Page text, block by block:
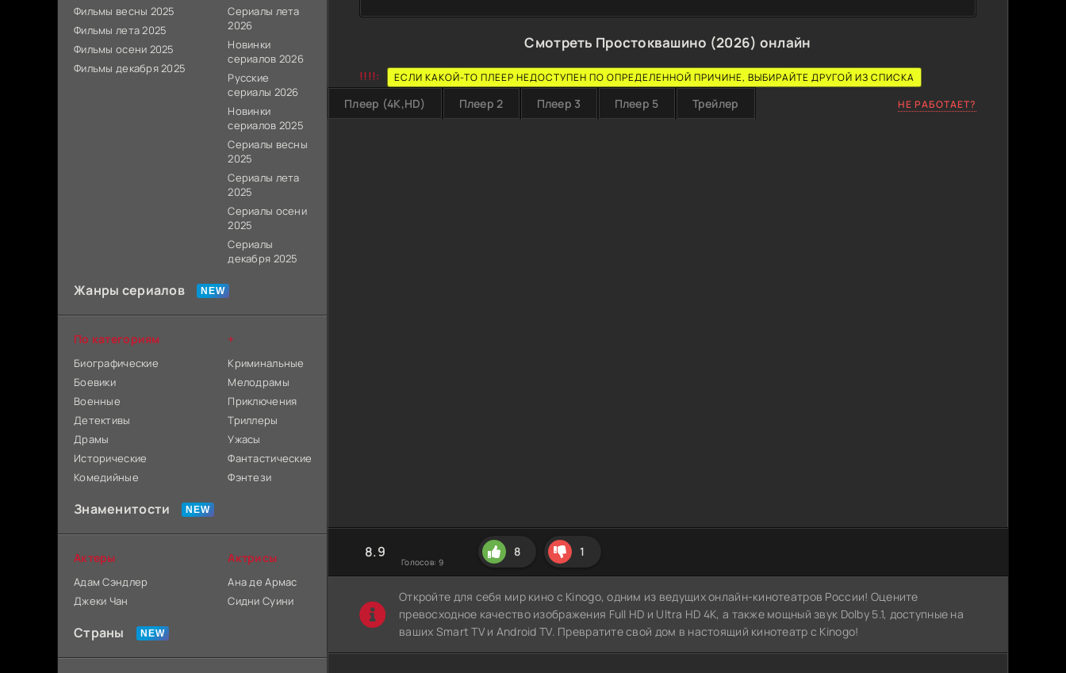
Смотреть Простоквашино (2026) онлайн
!!!!: ЕСЛИ КАКОЙ-ТО ПЛЕЕР НЕДОСТУПЕН ПО ОПРЕДЕЛЕННОЙ ПРИЧИНЕ, ВЫБИРАЙТЕ ДРУГОЙ ИЗ СПИСКА
Плеер (4K,HD) Плеер 2 Плеер 3 Плеер 5 Трейлер НЕ РАБОТАЕТ?
8.9
Голосов: 9
8 1
Откройте для себя мир кино с Kinogo, одним из ведущих онлайн-кинотеатров России! Оцените
превосходное качество изображения Full HD и Ultra HD 4K, а также мощный звук Dolby 5.1, доступные на
ваших Smart TV и Android TV. Превратите свой дом в настоящий кинотеатр с Kinogo!
Фильмы весны 2025
Фильмы лета 2025
Фильмы осени 2025
Фильмы декабря 2025
Сериалы лета
2026
Новинки
сериалов 2026
Русские
сериалы 2026
Новинки
сериалов 2025
Сериалы весны
2025
Сериалы лета
2025
Сериалы осени
2025
Сериалы
декабря 2025
Жанры сериалов
По категориям
Биографические
Боевики
Военные
Детективы
Драмы
Исторические
Комедийные
+
Криминальные
Мелодрамы
Приключения
Триллеры
Ужасы
Фантастические
Фэнтези
Знаменитости
Актеры
Адам Сэндлер
Джеки Чан
Актрисы
Ана де Армас
Сидни Суини
Страны